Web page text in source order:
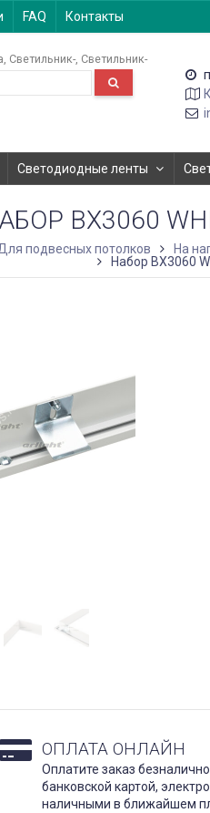
FAQ Контакты
Светильник- Светильник-
Светодиодные ленты
BX3060
подвесных потолков На
Набор BX3060
ОПЛАТА ОНЛАЙН
Оплатите заказ
банковской картой,
наличными в ближайшем